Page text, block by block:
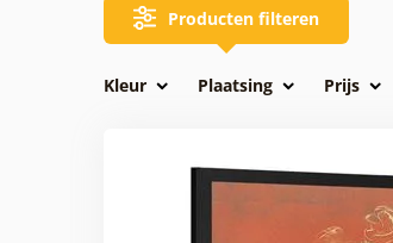
Producten filteren
Kleur Plaatsing Prijs